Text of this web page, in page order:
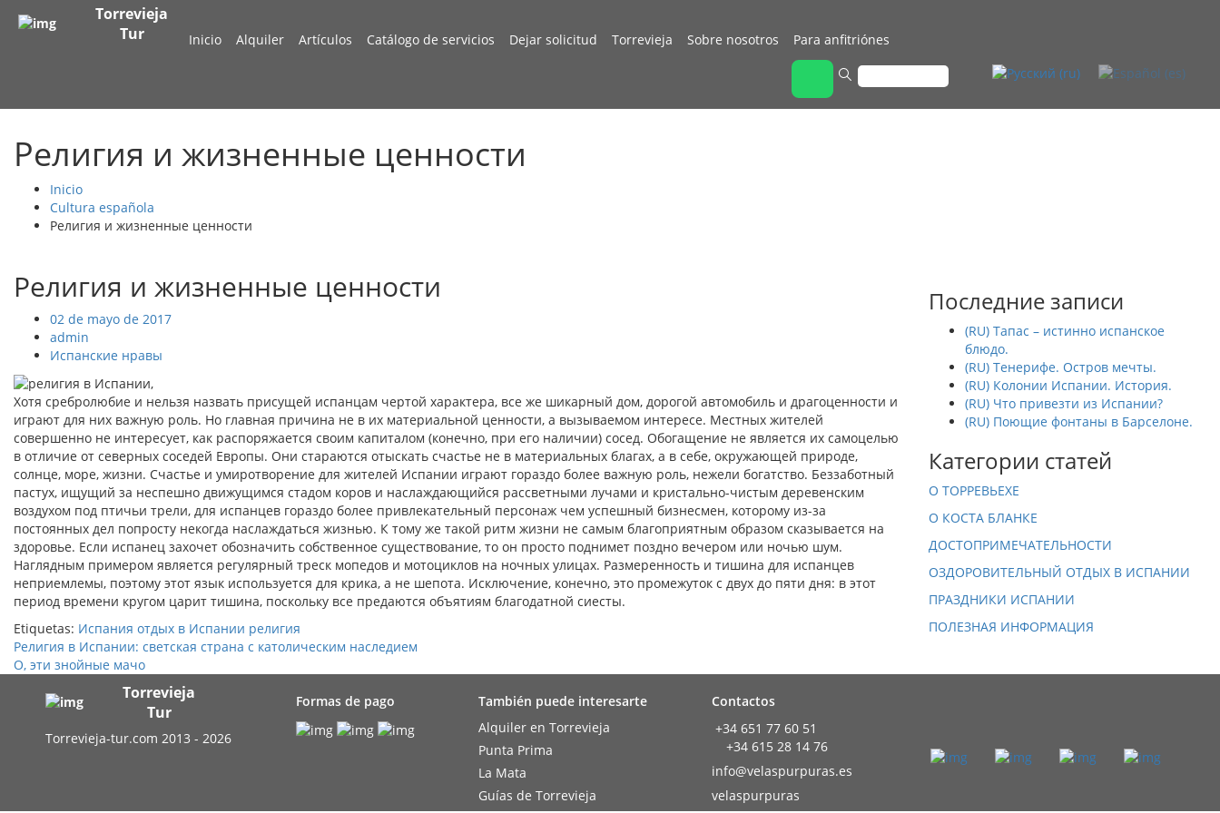
Torrevieja
Tur
Inicio Alquiler Artículos Catálogo de servicios Dejar solicitud Torrevieja Sobre nosotros Para anfitriónes
Религия и жизненные ценности
Inicio
Cultura española
Религия и жизненные ценности
Религия и жизненные ценности
02 de mayo de 2017
admin
Испанские нравы
Хотя сребролюбие и нельзя назвать присущей испанцам чертой характера, все же шикарный дом, дорогой автомобиль и драгоценности и
играют для них важную роль. Но главная причина не в их материальной ценности, а вызываемом интересе. Местных жителей
совершенно не интересует, как распоряжается своим капиталом (конечно, при его наличии) сосед. Обогащение не является их самоцелью
в отличие от северных соседей Европы. Они стараются отыскать счастье не в материальных благах, а в себе, окружающей природе,
солнце, море, жизни. Счастье и умиротворение для жителей Испании играют гораздо более важную роль, нежели богатство. Беззаботный
пастух, ищущий за неспешно движущимся стадом коров и наслаждающийся рассветными лучами и кристально-чистым деревенским
воздухом под птичьи трели, для испанцев гораздо более привлекательный персонаж чем успешный бизнесмен, которому из-за
постоянных дел попросту некогда наслаждаться жизнью. К тому же такой ритм жизни не самым благоприятным образом сказывается на
здоровье. Если испанец захочет обозначить собственное существование, то он просто поднимет поздно вечером или ночью шум.
Наглядным примером является регулярный треск мопедов и мотоциклов на ночных улицах. Размеренность и тишина для испанцев
неприемлемы, поэтому этот язык используется для крика, а не шепота. Исключение, конечно, это промежуток с двух до пяти дня: в этот
период времени кругом царит тишина, поскольку все предаются объятиям благодатной сиесты.
Etiquetas: Испания отдых в Испании религия
Религия в Испании: светская страна с католическим наследием
О, эти знойные мачо
Последние записи
(RU) Тапас – истинно испанское
блюдо.
(RU) Тенерифе. Остров мечты.
(RU) Колонии Испании. История.
(RU) Что привезти из Испании?
(RU) Поющие фонтаны в Барселоне.
Категории статей
О ТОРРЕВЬЕХЕ
О КОСТА БЛАНКЕ
ДОСТОПРИМЕЧАТЕЛЬНОСТИ
ОЗДОРОВИТЕЛЬНЫЙ ОТДЫХ В ИСПАНИИ
ПРАЗДНИКИ ИСПАНИИ
ПОЛЕЗНАЯ ИНФОРМАЦИЯ
Torrevieja
Tur
Torrevieja-tur.com 2013 - 2026
Formas de pago
También puede interesarte
Alquiler en Torrevieja
Punta Prima
La Mata
Guías de Torrevieja
Contactos
+34 651 77 60 51
+34 615 28 14 76
info@velaspurpuras.es
velaspurpuras